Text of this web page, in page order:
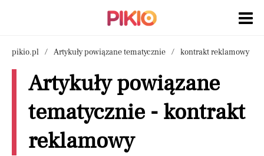
pikio.pl Artykuły powiązane tematycznie kontrakt reklamowy
Artykuły powiązane
tematycznie - kontrakt
reklamowy